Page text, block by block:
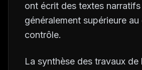
ont écrit des textes narratifs
généralement supérieure
contrôle.
La synthèse des travaux de